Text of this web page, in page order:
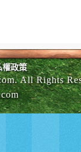
權政策
All Rights